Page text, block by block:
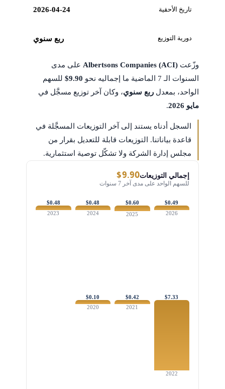
تاريخ الأحقية 2026-04-24
دورية التوزيع ربع سنوي
وزّعت Albertsons Companies (ACI)على مدى
السنوات الـ 7 الماضية ما إجماليه نحو
$9.90للسهم
الواحد، بمعدل ربع سنوي، وكان آخر توزيع مسجَّل في
مايو 2026
.
السجل أدناه يستند إلى آخر التوزيعات المسجَّلة في
قاعدة بياناتنا. التوزيعات قابلة للتعديل بقرار من
مجلس إدارة الشركة ولا تشكّل توصية استثمارية.
إجمالي التوزيعات$9.90
للسهم الواحد على مدى آخر 7 سنوات
$0.49
2026
$0.60
2025
$0.48
2024
$0.48
2023
$7.33
2022
$0.42
2021
$0.10
2020